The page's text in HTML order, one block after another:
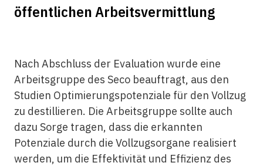
öffentlichen Arbeitsvermittlung
Nach Abschluss der Evaluation wurde eine
Arbeitsgruppe des Seco beauftragt, aus den
Studien Optimierungspotenziale für den Vollzug
zu destillieren. Die Arbeitsgruppe sollte auch
dazu Sorge tragen, dass die erkannten
Potenziale durch die Vollzugsorgane realisiert
werden, um die Effektivität und Effizienz des